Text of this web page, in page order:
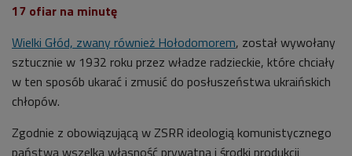
17 ofiar na minutę
Wielki Głód, zwany również Hołodomorem, został wywołany
sztucznie w 1932 roku przez władze radzieckie, które chciały
w ten sposób ukarać i zmusić do posłuszeństwa ukraińskich
chłopów.
Zgodnie z obowiązującą w ZSRR ideologią komunistycznego
państwa wszelka własność prywatna i środki produkcji